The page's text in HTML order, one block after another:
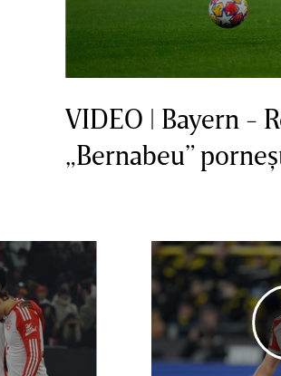
VIDEO | Bayern -
„Bernabeu”